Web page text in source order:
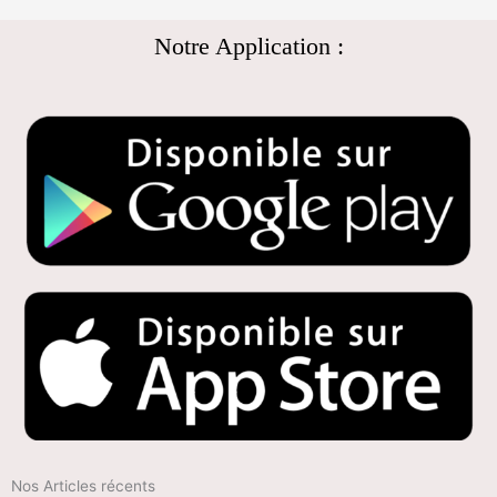
Notre Application :
Nos Articles récents